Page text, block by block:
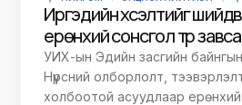
Иргэдийн хүсэлтийг
ерөнхий сонсгол түр
УИХ-ын Эдийн засгийн
Нүүрсний олборлолт,
холбоотой асуудлаар